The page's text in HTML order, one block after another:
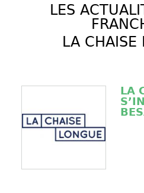
LES
LA CHAISE
LA